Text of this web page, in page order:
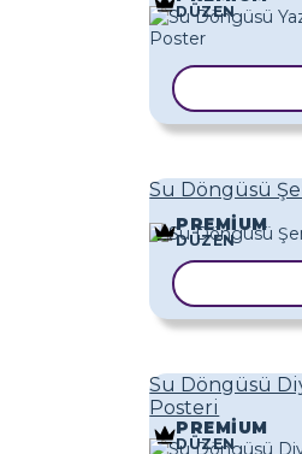
DÜZEN
Su Döngüsü
PREMIUM
DÜZEN
Su Döngüsü
Posteri
PREMIUM
DÜZEN